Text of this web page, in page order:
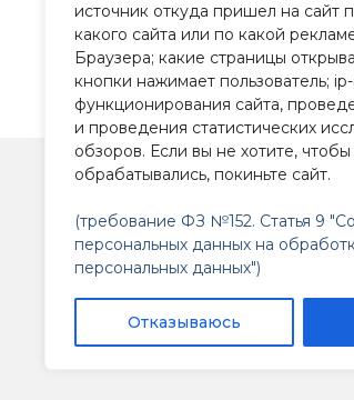
источник откуда пришел на сайт
какого сайта или по какой
Браузера; какие страницы
кнопки нажимает пользователь;
функционирования сайта,
и проведения статистических
обзоров. Если вы не хотите,
обрабатывались, покиньте сайт.
(требование ФЗ №152. Статья 9
персональных данных на
персональных данных")
Отказываюсь
Телефон
СОГБОУДО "Спортивная